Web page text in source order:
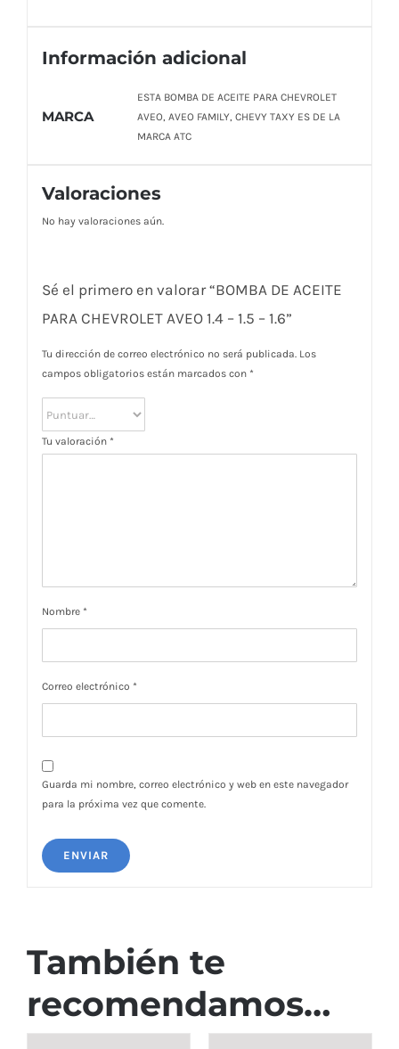
Información adicional
MARCA
ESTA BOMBA DE ACEITE PARA CHEVROLET
AVEO, AVEO FAMILY, CHEVY TAXY ES DE LA
MARCA ATC
Valoraciones
No hay valoraciones aún.
Sé el primero en valorar “BOMBA DE ACEITE
PARA CHEVROLET AVEO 1.4 – 1.5 – 1.6”
Tu dirección de correo electrónico no será publicada. Los
campos obligatorios están marcados con *
Tu valoración *
Nombre *
Correo electrónico *
Guarda mi nombre, correo electrónico y web en este navegador
para la próxima vez que comente.
También te
recomendamos…